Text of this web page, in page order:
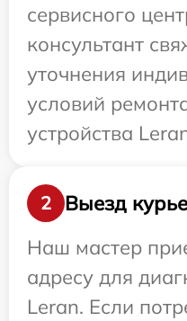
сервисного
консультант
уточнения
условий
устройства
2
Выезд
Наш мастер
адресу для
Leran. Если